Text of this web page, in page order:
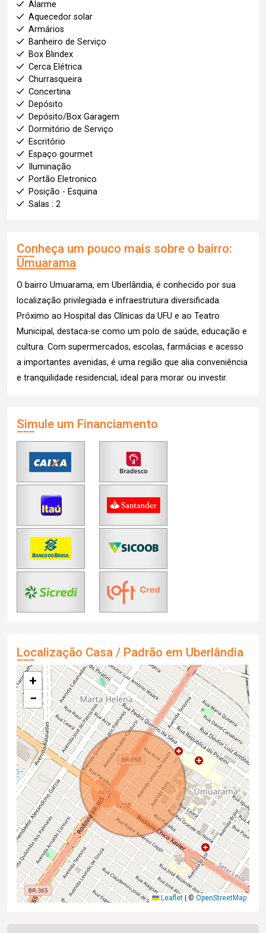
Alarme
Aquecedor solar
Armários
Banheiro de Serviço
Box Blindex
Cerca Elétrica
Churrasqueira
Concertina
Depósito
Depósito/Box Garagem
Dormitório de Serviço
Escritório
Espaço gourmet
Iluminação
Portão Eletronico
Posição - Esquina
Salas : 2
Conheça um pouco mais sobre o bairro:
Umuarama
O bairro Umuarama, em Uberlândia, é conhecido por sua
localização privilegiada e infraestrutura diversificada.
Próximo ao Hospital das Clínicas da UFU e ao Teatro
Municipal, destaca-se como um polo de saúde, educação e
cultura. Com supermercados, escolas, farmácias e acesso
a importantes avenidas, é uma região que alia conveniência
e tranquilidade residencial, ideal para morar ou investir.
Simule um Financiamento
Localização Casa / Padrão em Uberlândia
+
−
Leaflet |© OpenStreetMap